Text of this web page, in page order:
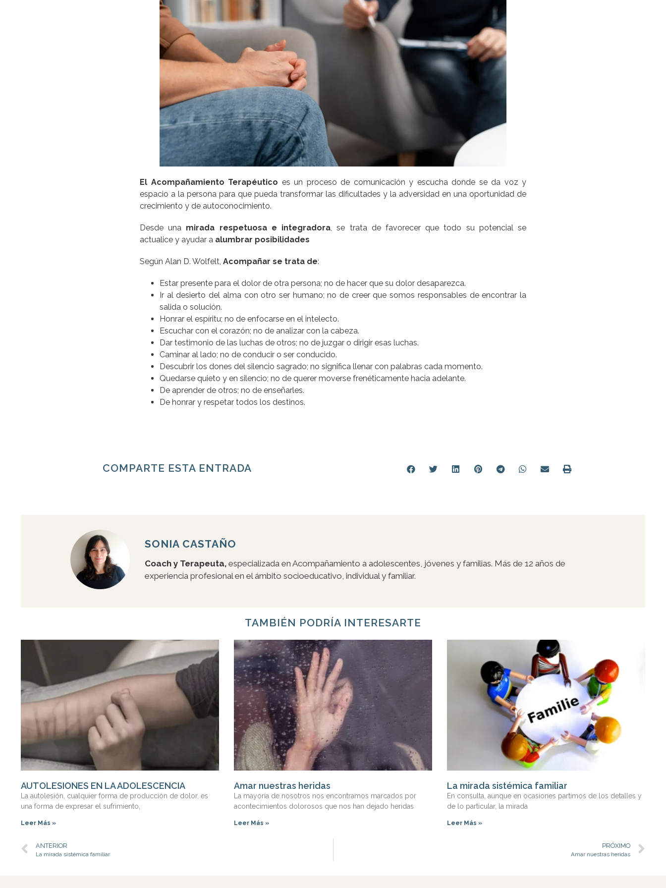
El Acompañamiento Terapéutico es un proceso de comunicación y escucha donde se da voz y
espacio a la persona para que pueda transformar las dificultades y la adversidad en una oportunidad de
crecimiento y de autoconocimiento.
Desde una mirada respetuosa e integradora, se trata de favorecer que todo su potencial se
actualice y ayudar a alumbrar posibilidades
Según Alan D. Wolfelt, Acompañar se trata de:
Estar presente para el dolor de otra persona; no de hacer que su dolor desaparezca.
Ir al desierto del alma con otro ser humano; no de creer que somos responsables de encontrar la
salida o solución.
Honrar el espíritu; no de enfocarse en el intelecto.
Escuchar con el corazón; no de analizar con la cabeza.
Dar testimonio de las luchas de otros; no de juzgar o dirigir esas luchas.
Caminar al lado; no de conducir o ser conducido.
Descubrir los dones del silencio sagrado; no significa llenar con palabras cada momento.
Quedarse quieto y en silencio; no de querer moverse frenéticamente hacia adelante.
De aprender de otros; no de enseñarles.
De honrar y respetar todos los destinos.
COMPARTE ESTA ENTRADA
SONIA CASTAÑO
Coach y Terapeuta, especializada en Acompañamiento a adolescentes, jóvenes y familias. Más de 12 años de
experiencia profesional en el ámbito socioeducativo, individual y familiar.
TAMBIÉN PODRÍA INTERESARTE
AUTOLESIONES EN LA ADOLESCENCIA
La autolesión, cualquier forma de producción de dolor, es
una forma de expresar el sufrimiento,
Leer Más »
Amar nuestras heridas
La mayoría de nosotros nos encontramos marcados por
acontecimientos dolorosos que nos han dejado heridas
Leer Más »
La mirada sistémica familiar
En consulta, aunque en ocasiones partimos de los detalles y
de lo particular, la mirada
Leer Más »
ANTERIOR
La mirada sistémica familiar
PRÓXIMO
Amar nuestras heridas